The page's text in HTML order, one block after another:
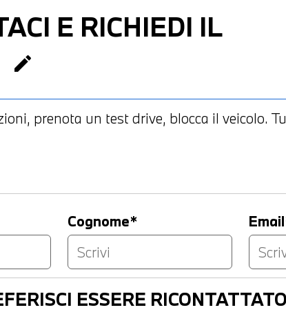
E RICHIEDI IL
edit
prenota un test drive, blocca il veicolo.
Cognome*
ESSERE